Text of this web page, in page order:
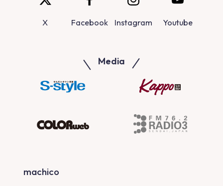
X Facebook Instagram Youtube
Media
machico